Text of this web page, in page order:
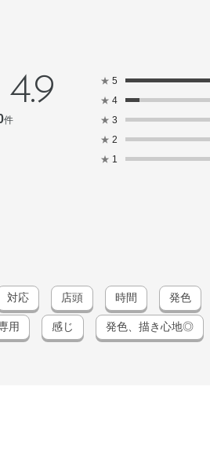
4.9
件
★ 5
★ 4
★ 3
★ 2
★ 1
対応 店頭 時間 発色
用 感じ 発色、描き心地◎